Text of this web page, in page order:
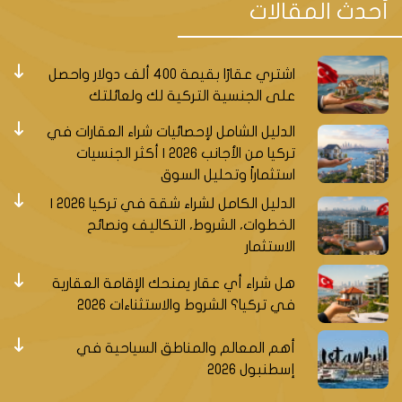
المواصلات في منطقة هالكلي
سأقدم لك ملخصاً عن ثلاثة خطوط مترو جديدة ستمر خلال
هذه المنطقة في المستقبل القريب.
خط مترو M9
خط M9 هو خط مترو يربط حي إكيتيلي مع منطقة
أتاكوي مروراً بمنطقة باسن اكسبريس. يتكون هذا الخط من
تسهيل الوصول إلى المناطق الصناعية والتجارية والسكنية
في هذه المناطق، وتخفيف الازدحام المروري.
خط مترو M11
خط M11 هو خط مترو يربط محطة هالكلي مرمراي بالمطار
أحدث المقالات
اشتري عقارًا بقيمة 400 ألف دولار واحصل
على الجنسية التركية لك ولعائلتك
الدليل الشامل لإحصائيات شراء العقارات في
تركيا من الأجانب 2026 | أكثر الجنسيات
استثماراً وتحليل السوق
الخطوات، الشروط، التكاليف ونصائح
الاستثمار
هل شراء أي عقار يمنحك الإقامة العقارية
في تركيا؟ الشروط والاستثناءات 2026
أهم المعالم والمناطق السياحية في
إسطنبول 2026